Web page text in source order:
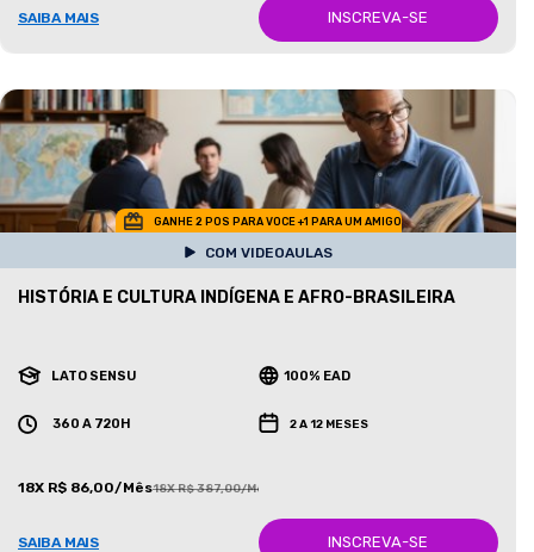
SAIBA MAIS INSCREVA-SE
GANHE 2 POS PARA VOCE +1 PARA UM AMIGO
COM VIDEOAULAS
HISTÓRIA E CULTURA INDÍGENA E AFRO-BRASILEIRA
LATO SENSU 100% EAD
360 A 720H 2 A 12 MESES
18X R$ 86,00/Mês18X R$ 387,00/Mês
SAIBA MAIS INSCREVA-SE